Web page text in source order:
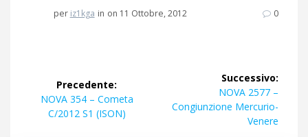
per iz1kga in on 11 Ottobre, 2012 0
articoliPrecedente:
Articolo
precedente:
NOVA 354 – Cometa
C/2012 S1 (ISON)
Successivo:
Articolo
successivo:
NOVA 2577 –
Congiunzione Mercurio-
Venere